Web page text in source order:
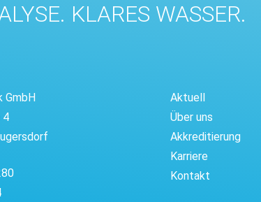
KLARES WASSER.
GmbH
4
Aktuell
Über uns
Akkreditierung
Karriere
Kontakt